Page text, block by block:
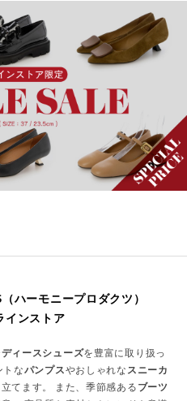
ハーモニープロダクツ）
インストア
ディースシューズを豊富に取り扱っ
トなパンプスやおしゃれな スニーカ
てます。 また、季節感ある ブーツ